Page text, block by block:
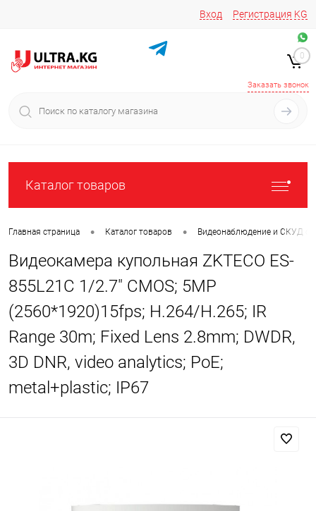
Вход Регистрация KG
+996 776161037
+996 772022908
Заказать звонок
0
Каталог товаров
Главная страница • Каталог товаров • Видеонаблюдение и СКУД
Видеокамера купольная ZKTECO ES-
855L21C 1/2.7" CMOS; 5MP
(2560*1920)15fps; H.264/H.265; IR
Range 30m; Fixed Lens 2.8mm; DWDR,
3D DNR, video analytics; PoE;
metal+plastic; IP67